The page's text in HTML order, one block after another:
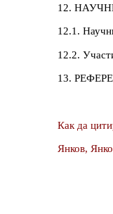
12.
12.1.
12.2.
13.
Как да
Янков,